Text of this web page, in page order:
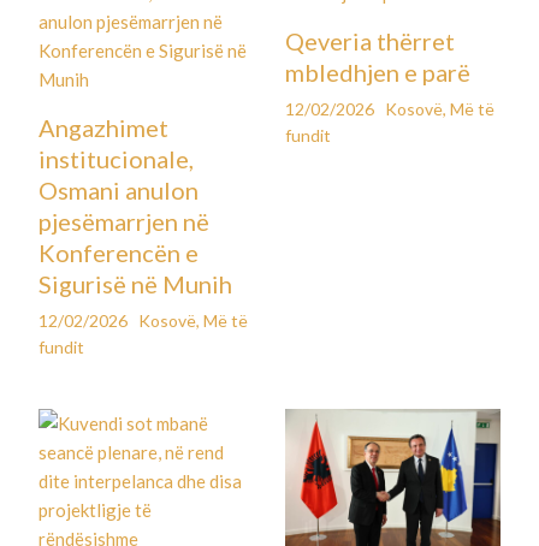
Angazhimet
institucionale,
Osmani anulon
pjesëmarrjen në
Konferencën e
Sigurisë në Munih
12/02/2026 Kosovë,Më të
fundit
Qeveria thërret
mbledhjen e parë
12/02/2026 Kosovë, Më të
fundit